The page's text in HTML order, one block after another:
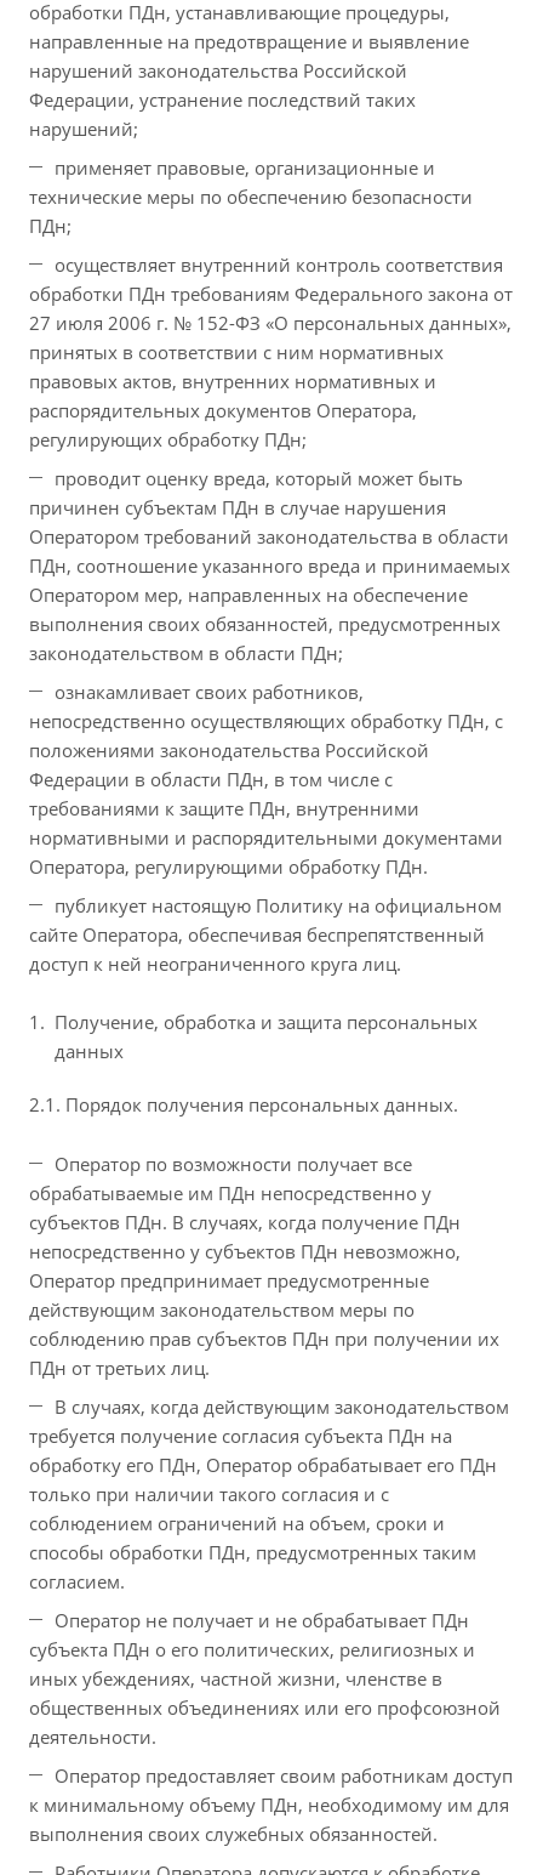
обработки ПДн, устанавливающие процедуры,
направленные на предотвращение и выявление
нарушений законодательства Российской
Федерации, устранение последствий таких
нарушений;
применяет правовые, организационные и
технические меры по обеспечению безопасности
ПДн;
осуществляет внутренний контроль соответствия
обработки ПДн требованиям Федерального закона от
27 июля 2006 г. № 152-ФЗ «О персональных данных»,
принятых в соответствии с ним нормативных
правовых актов, внутренних нормативных и
распорядительных документов Оператора,
регулирующих обработку ПДн;
проводит оценку вреда, который может быть
причинен субъектам ПДн в случае нарушения
Оператором требований законодательства в области
ПДн, соотношение указанного вреда и принимаемых
Оператором мер, направленных на обеспечение
выполнения своих обязанностей, предусмотренных
законодательством в области ПДн;
ознакамливает своих работников,
непосредственно осуществляющих обработку ПДн, с
положениями законодательства Российской
Федерации в области ПДн, в том числе с
требованиями к защите ПДн, внутренними
нормативными и распорядительными документами
Оператора, регулирующими обработку ПДн.
публикует настоящую Политику на официальном
сайте Оператора, обеспечивая беспрепятственный
доступ к ней неограниченного круга лиц.
Получение, обработка и защита персональных
данных
2.1. Порядок получения персональных данных.
Оператор по возможности получает все
обрабатываемые им ПДн непосредственно у
субъектов ПДн. В случаях, когда получение ПДн
непосредственно у субъектов ПДн невозможно,
Оператор предпринимает предусмотренные
действующим законодательством меры по
соблюдению прав субъектов ПДн при получении их
ПДн от третьих лиц.
В случаях, когда действующим законодательством
требуется получение согласия субъекта ПДн на
обработку его ПДн, Оператор обрабатывает его ПДн
только при наличии такого согласия и с
соблюдением ограничений на объем, сроки и
способы обработки ПДн, предусмотренных таким
согласием.
Оператор не получает и не обрабатывает ПДн
субъекта ПДн о его политических, религиозных и
иных убеждениях, частной жизни, членстве в
общественных объединениях или его профсоюзной
деятельности.
Оператор предоставляет своим работникам доступ
к минимальному объему ПДн, необходимому им для
выполнения своих служебных обязанностей.